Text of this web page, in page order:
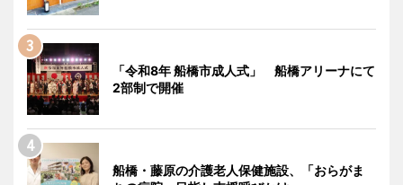
「令和8年 船橋市成人式」 船橋アリーナにて
2部制で開催
船橋・藤原の介護老人保健施設、「おらがま